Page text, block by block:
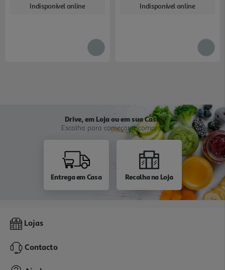
Indisponível online Indisponível online
Drive, em Loja ou em sua Casa
Escolha para começar a comprar
Entrega em Casa Recolha na Loja
Lojas
Contacto